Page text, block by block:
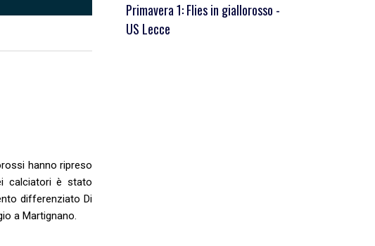
hanno ripreso
calciatori è stato
differenziato Di
a Martignano.
Primavera 1: Flies in giallorosso -
US Lecce